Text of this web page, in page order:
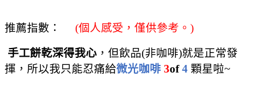
推薦指數： (個人感受，僅供參考。 )
手工餅乾深得我心 ，但飲品(非咖啡)就是正常發
揮，所以我只能忍痛給微光咖啡 3of4 顆星啦~